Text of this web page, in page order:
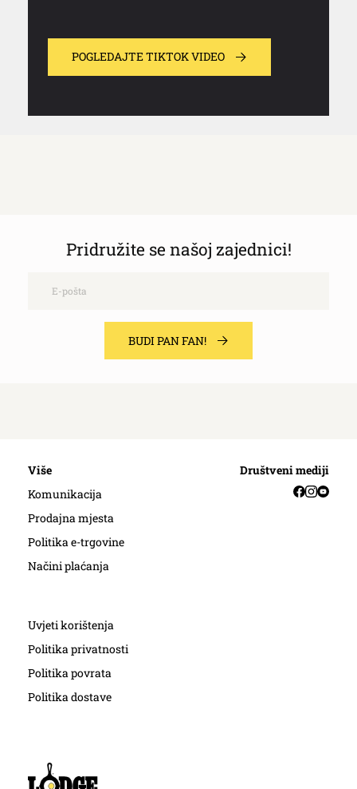
POGLEDAJTE TIKTOK VIDEO
Pridružite se našoj zajednici!
BUDI PAN FAN!
Više
Komunikacija
Prodajna mjesta
Politika e-trgovine
Načini plaćanja
Uvjeti korištenja
Politika privatnosti
Politika povrata
Politika dostave
Društveni mediji
Facebook